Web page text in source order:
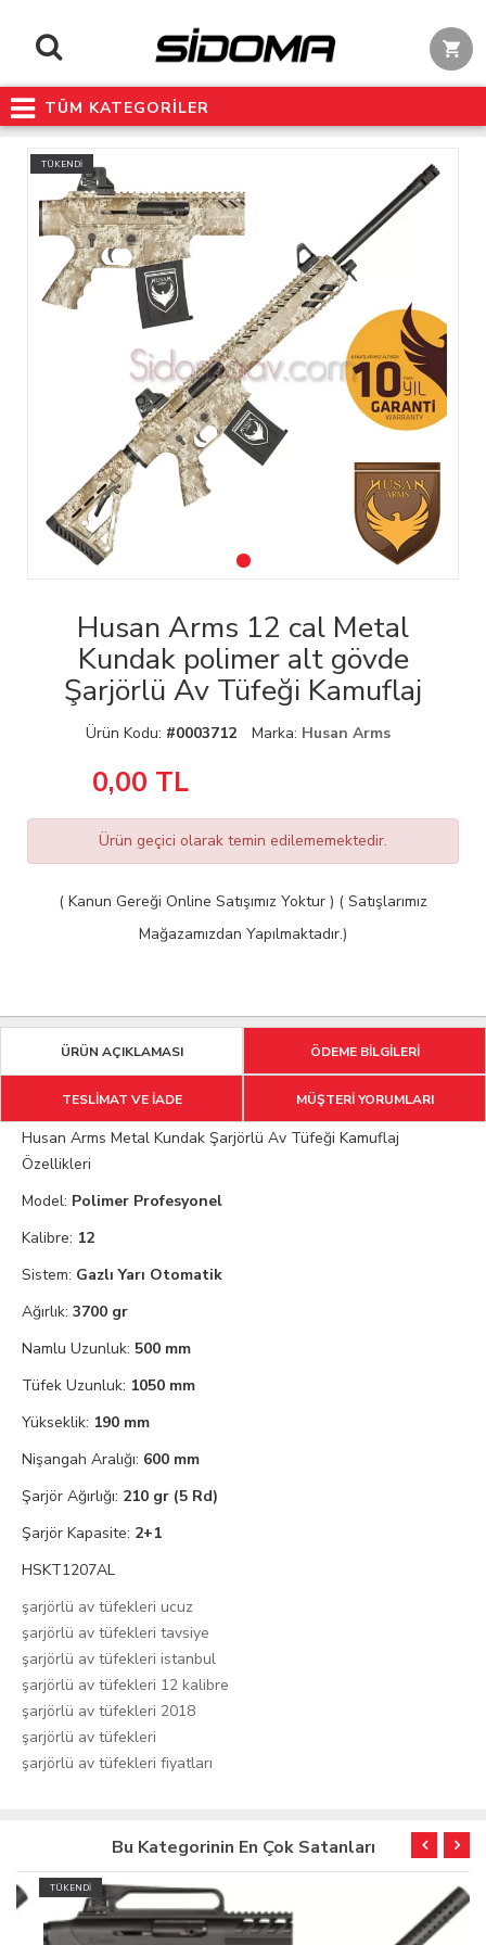
TÜM KATEGORİLER
TÜKENDİ
Husan Arms 12 cal Metal
Kundak polimer alt gövde
Şarjörlü Av Tüfeği Kamuflaj
Ürün Kodu: #0003712 Marka: Husan Arms
0,00 TL
Ürün geçici olarak temin edilememektedir.
( Kanun Gereği Online Satışımız Yoktur ) ( Satışlarımız
Mağazamızdan Yapılmaktadır.)
ÜRÜN AÇIKLAMASI ÖDEME BİLGİLERİ
TESLİMAT VE İADE MÜŞTERİ YORUMLARI
Husan Arms Metal Kundak Şarjörlü Av Tüfeği Kamuflaj
Özellikleri
Model: Polimer Profesyonel
Kalibre: 12
Sistem: Gazlı Yarı Otomatik
Ağırlık: 3700 gr
Namlu Uzunluk: 500 mm
Tüfek Uzunluk: 1050 mm
Yükseklik: 190 mm
Nişangah Aralığı: 600 mm
Şarjör Ağırlığı: 210 gr (5 Rd)
Şarjör Kapasite: 2+1
HSKT1207AL
şarjörlü av tüfekleri ucuz
şarjörlü av tüfekleri tavsiye
şarjörlü av tüfekleri istanbul
şarjörlü av tüfekleri 12 kalibre
şarjörlü av tüfekleri 2018
şarjörlü av tüfekleri
şarjörlü av tüfekleri fiyatları
Bu Kategorinin En Çok Satanları
TÜKENDİ